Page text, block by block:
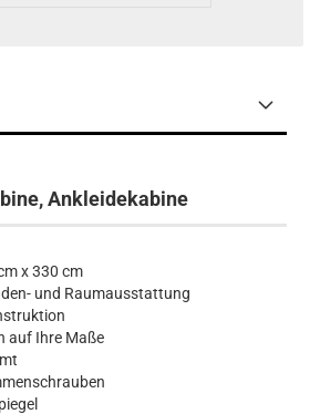
Ankleidekabine​​
x 330 cm
und Raumausstattung
auf Ihre Maße